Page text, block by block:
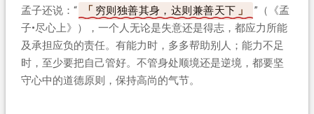
孟子还说：“ 穷则独善其身，达则兼善天下
”（《孟
子•尽心上》），一个人无论是失意还是得志，都应力所能
及承担应负的责任。有能力时，多多帮助别人；能力不足
时，至少要把自己管好。不管身处顺境还是逆境，都要坚
守心中的道德原则，保持高尚的气节。